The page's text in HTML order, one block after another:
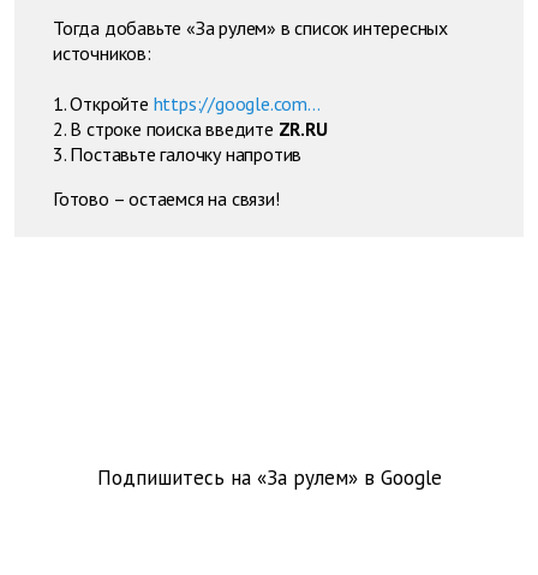
Тогда добавьте «За рулем» в список интересных
источников:
1. Откройте https://google.com...
2. В строке поиска введите ZR.RU
3. Поставьте галочку напротив
Готово – остаемся на связи!
Подпишитесь на «За рулем» в Google